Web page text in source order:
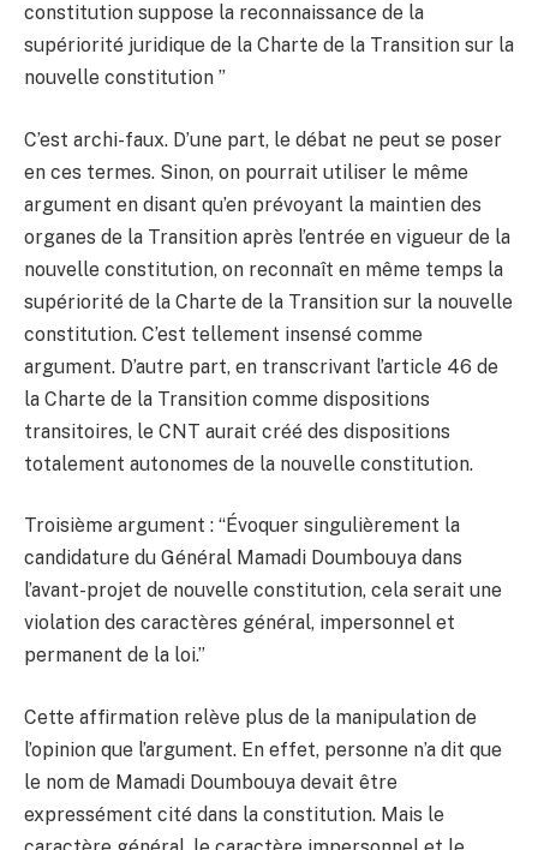
constitution suppose la reconnaissance de la
supériorité juridique de la Charte de la Transition sur la
nouvelle constitution ”
C’est archi-faux. D’une part, le débat ne peut se poser
en ces termes. Sinon, on pourrait utiliser le même
argument en disant qu’en prévoyant la maintien des
organes de la Transition après l’entrée en vigueur de la
nouvelle constitution, on reconnaît en même temps la
supériorité de la Charte de la Transition sur la nouvelle
constitution. C’est tellement insensé comme
argument. D’autre part, en transcrivant l’article 46 de
la Charte de la Transition comme dispositions
transitoires, le CNT aurait créé des dispositions
totalement autonomes de la nouvelle constitution.
Troisième argument : “Évoquer singulièrement la
candidature du Général Mamadi Doumbouya dans
l’avant-projet de nouvelle constitution, cela serait une
violation des caractères général, impersonnel et
permanent de la loi.”
Cette affirmation relève plus de la manipulation de
l’opinion que l’argument. En effet, personne n’a dit que
le nom de Mamadi Doumbouya devait être
expressément cité dans la constitution. Mais le